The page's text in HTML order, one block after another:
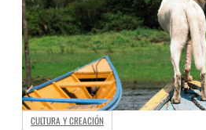
CULTURA Y CREACIÓN